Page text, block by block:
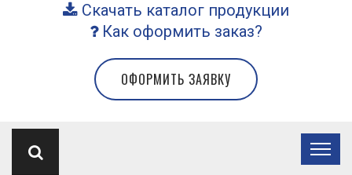
Скачать каталог продукции
Как оформить заказ?
ОФОРМИТЬ ЗАЯВКУ